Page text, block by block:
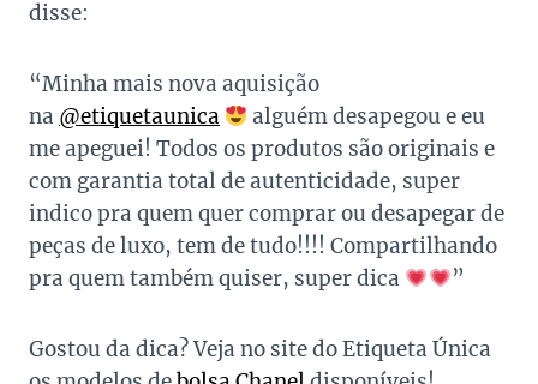
disse:
“Minha mais nova aquisição
na @etiquetaunica
alguém desapegou e eu
me apeguei! Todos os produtos são originais e
com garantia total de autenticidade, super
indico pra quem quer comprar ou desapegar de
peças de luxo, tem de tudo!!!! Compartilhando
pra quem também quiser, super dica
”
Gostou da dica? Veja no site do Etiqueta Única